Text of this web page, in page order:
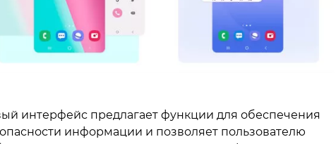
интерфейс предлагает функции для обеспечения
информации и позволяет пользователю